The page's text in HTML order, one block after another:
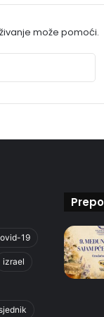
može pomoći.
r
19
izrael